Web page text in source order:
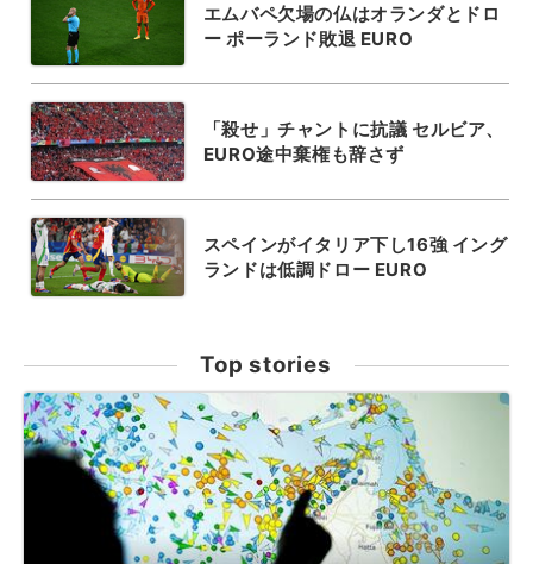
エムバペ欠場の仏はオランダとドロ
ー ポーランド敗退 EURO
「殺せ」チャントに抗議 セルビア、
EURO途中棄権も辞さず
スペインがイタリア下し16強 イング
ランドは低調ドロー EURO
Top stories